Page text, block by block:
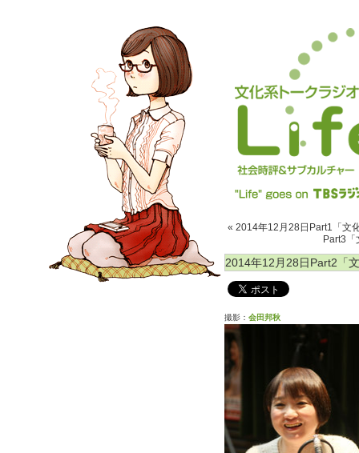
« 2014年12月28日Part1「文
Part3
2014年12月28日Part2「
撮影： 会田邦秋